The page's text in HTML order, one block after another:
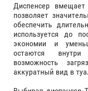
Диспенсер
позволяет
обеспечить
используется до
экономии и
остаются
возможность
аккуратный вид в